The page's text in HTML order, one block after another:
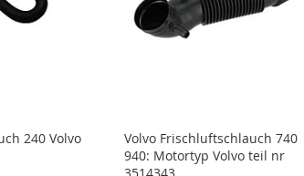
240 Volvo
Volvo Frischluftschlauch 740
940: Motortyp Volvo teil nr